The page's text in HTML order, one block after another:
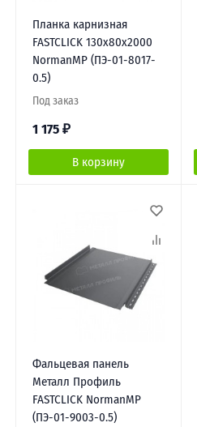
Планка карнизная
FASTCLICK 130х80х2000
NormanMP (ПЭ-01-8017-
0.5)
Под заказ
1 175 ₽
В корзину
Фальцевая панель
Металл Профиль
FASTCLICK NormanMP
(ПЭ-01-9003-0.5)